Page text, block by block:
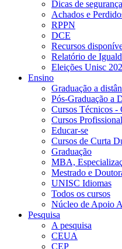
Dicas de
Achados e
RPPN
DCE
Recursos
Relatório de
Eleições Unisc
Ensino
Graduação a
Pós-Graduação a
Cursos Técnicos -
Cursos
Educar-se
Cursos de Curta
Graduação
MBA,
Mestrado e
UNISC Idiomas
Todos os cursos
Núcleo de Apoio
Pesquisa
A pesquisa
CEUA
CEP